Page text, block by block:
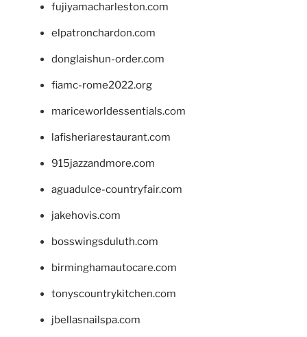
fujiyamacharleston.com
elpatronchardon.com
donglaishun-order.com
fiamc-rome2022.org
mariceworldessentials.com
lafisheriarestaurant.com
915jazzandmore.com
aguadulce-countryfair.com
jakehovis.com
bosswingsduluth.com
birminghamautocare.com
tonyscountrykitchen.com
jbellasnailspa.com